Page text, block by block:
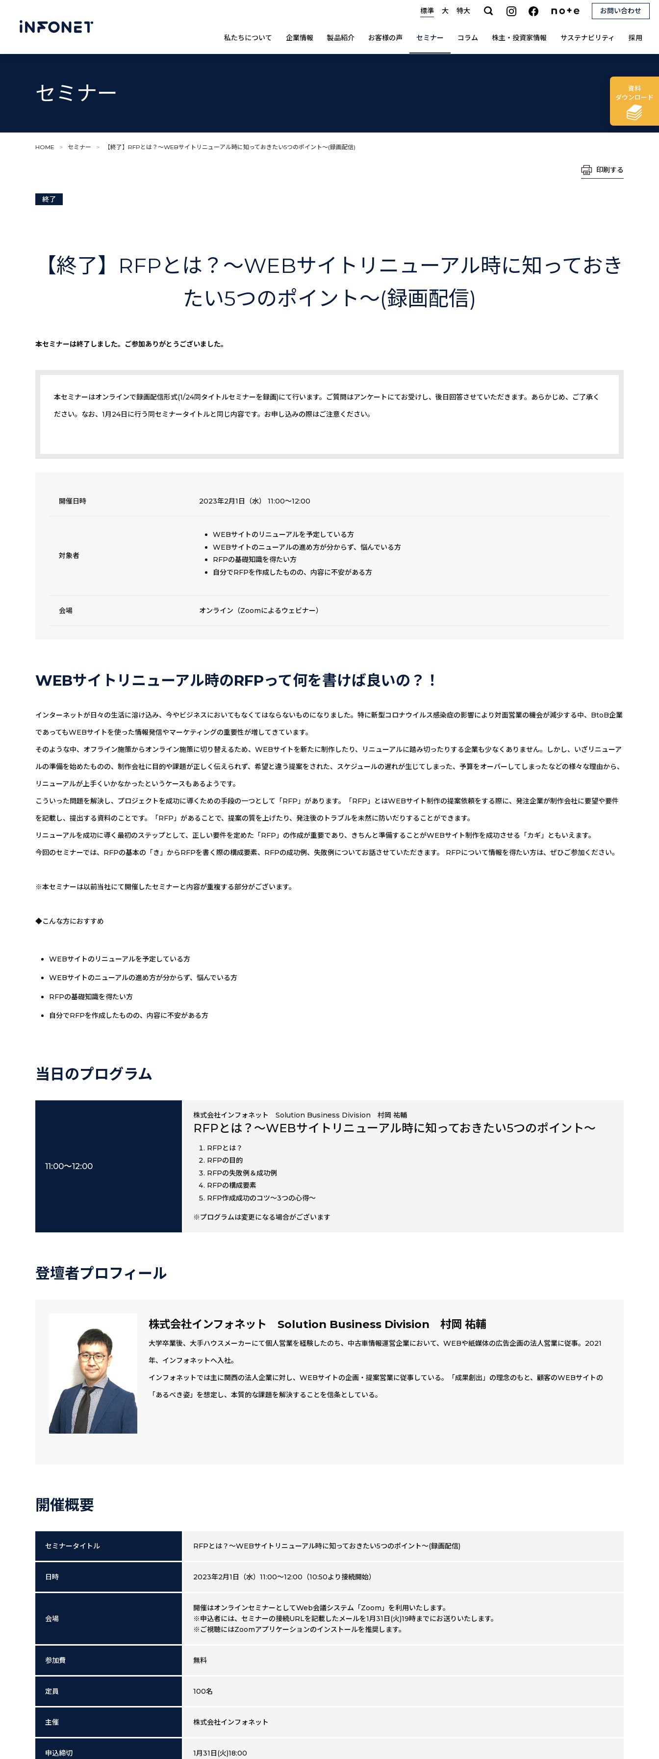
標準 大 特大 search お問い合わせ
資料
ダウンロード
私たちについて 企業情報 製品紹介 お客様の声 セミナー コラム 株主・投資家情報 サステナビリティ 採用
セミナー
HOME > セミナー > 【終了】RFPとは？～WEBサイトリニューアル時に知っておきたい5つのポイント～(録画配信)
印刷する
終了
【終了】RFPとは？～WEBサイトリニューアル時に知っておき
たい5つのポイント～(録画配信)
本セミナーは終了しました。ご参加ありがとうございました。
本セミナーはオンラインで録画配信形式(1/24同タイトルセミナーを録画)にて行います。ご質問はアンケートにてお受けし、後日回答させていただきます。あらかじめ、ご了承く
ださい。なお、1月24日に行う同セミナータイトルと同じ内容です。お申し込みの際はご注意ください。
開催日時 2023年2月1日（水） 11:00～12:00
対象者
WEBサイトのリニューアルを予定している方
WEBサイトのニューアルの進め方が分からず、悩んでいる方
RFPの基礎知識を得たい方
自分でRFPを作成したものの、内容に不安がある方
会場 オンライン（Zoomによるウェビナー）
WEBサイトリニューアル時のRFPって何を書けば良いの？！
インターネットが日々の⽣活に溶け込み、今やビジネスにおいてもなくてはならないものになりました。特に新型コロナウイルス感染症の影響により対⾯営業の機会が減少する中、BtoB企業
であってもWEBサイトを使った情報発信やマーケティングの重要性が増してきています。
そのような中、オフライン施策からオンライン施策に切り替えるため、WEBサイトを新たに制作したり、リニューアルに踏み切ったりする企業も少なくありません。しかし、いざリニューア
ルの準備を始めたものの、制作会社に目的や課題が正しく伝えられず、希望と違う提案をされた、スケジュールの遅れが生じてしまった、予算をオーバーしてしまったなどの様々な理由から、
リニューアルが上手くいかなかったというケースもあるようです。
こういった問題を解決し、プロジェクトを成功に導くための手段の一つとして「RFP」があります。「RFP」とはWEBサイト制作の提案依頼をする際に、発注企業が制作会社に要望や要件
を記載し、提出する資料のことです。「RFP」があることで、提案の質を上げたり、発注後のトラブルを未然に防いだりすることができます。
リニューアルを成功に導く最初のステップとして、正しい要件を定めた「RFP」の作成が重要であり、きちんと準備することがWEBサイト制作を成功させる「カギ」ともいえます。
今回のセミナーでは、RFPの基本の「き」からRFPを書く際の構成要素、RFPの成功例、失敗例についてお話させていただきます。 RFPについて情報を得たい方は、ぜひご参加ください。
※本セミナーは以前当社にて開催したセミナーと内容が重複する部分がございます。
◆こんな方におすすめ
WEBサイトのリニューアルを予定している方
WEBサイトのニューアルの進め方が分からず、悩んでいる方
RFPの基礎知識を得たい方
自分でRFPを作成したものの、内容に不安がある方
当日のプログラム
11:00～12:00
株式会社インフォネット Solution Business Division 村岡 祐輔
RFPとは？～WEBサイトリニューアル時に知っておきたい5つのポイント～
RFPとは？
RFPの目的
RFPの失敗例＆成功例
RFPの構成要素
RFP作成成功のコツ～3つの心得～
※プログラムは変更になる場合がございます
登壇者プロフィール
株式会社インフォネット Solution Business Division 村岡 祐輔
大学卒業後、大手ハウスメーカーにて個人営業を経験したのち、中古車情報運営企業において、WEBや紙媒体の広告企画の法人営業に従事。2021
年、インフォネットへ入社。
インフォネットでは主に関西の法人企業に対し、WEBサイトの企画・提案営業に従事している。「成果創出」の理念のもと、顧客のWEBサイトの
「あるべき姿」を想定し、本質的な課題を解決することを信条としている。
開催概要
セミナータイトル RFPとは？～WEBサイトリニューアル時に知っておきたい5つのポイント～(録画配信)
日時 2023年2月1日（水）11:00～12:00（10:50より接続開始）
会場
開催はオンラインセミナーとしてWeb会議システム「Zoom」を利用いたします。
※申込者には、セミナーの接続URLを記載したメールを1月31日(火)19時までにお送りいたします。
※ご視聴にはZoomアプリケーションのインストールを推奨します。
参加費 無料
定員 100名
主催 株式会社インフォネット
申込締切 1月31日(火)18:00